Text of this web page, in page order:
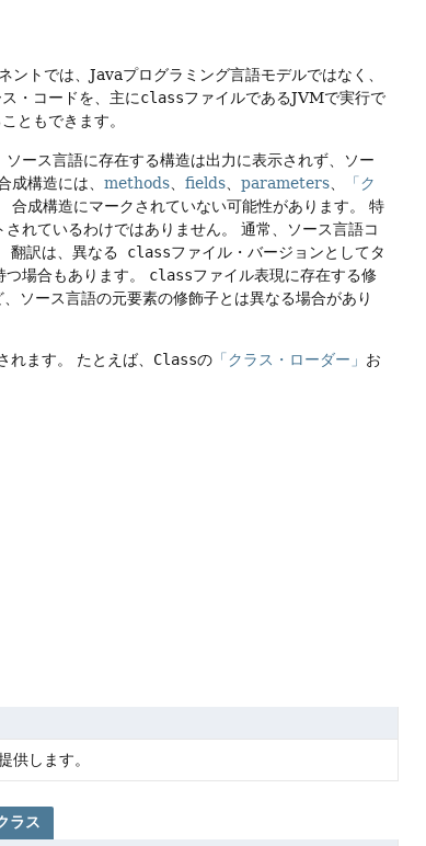
ントでは、Javaプログラミング言語モデルではなく、
・コードを、主にclassファイルであるJVMで実行で
ともできます。
ソース言語に存在する構造は出力に表示されず、ソー
成構造には、methods 、fields 、parameters
「ク
合成構造にマークされていない可能性があります。
特
れているわけではありません。
通常、ソース言語コ
翻訳は、異なる classファイル・バージョンとしてタ
場合もあります。 classファイル表現に存在する修
、ソース言語の元要素の修飾子とは異なる場合があり
ます。 たとえば、 Classの 「クラス・ローダー」 お
供します。
ラス